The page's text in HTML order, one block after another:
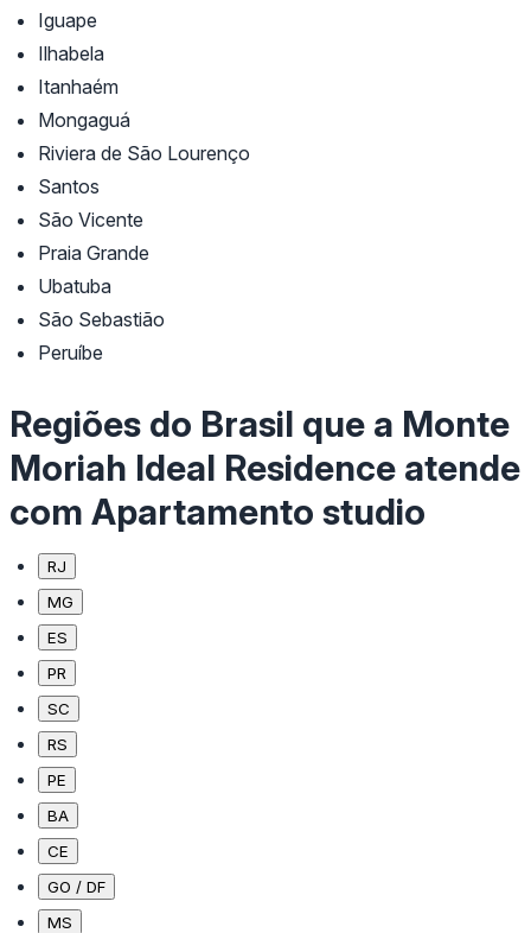
Iguape
Ilhabela
Itanhaém
Mongaguá
Riviera de São Lourenço
Santos
São Vicente
Praia Grande
Ubatuba
São Sebastião
Peruíbe
Regiões do Brasil que a Monte
Moriah Ideal Residence atende
com Apartamento studio
RJ
MG
ES
PR
SC
RS
PE
BA
CE
GO / DF
MS